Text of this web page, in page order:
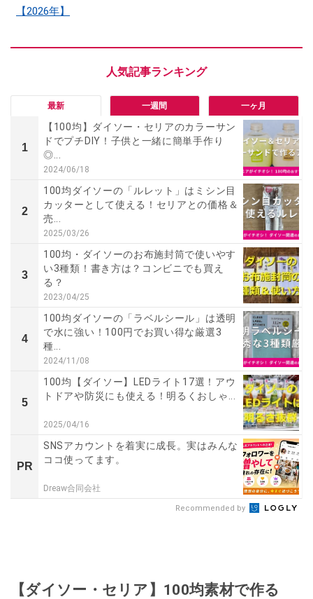
【2026年】
最新 一週間 一ヶ月
1
【100均】ダイソー・セリアのカラーサン
ドでプチDIY！子供と一緒に簡単手作り
◎...
2024/06/18
2
100均ダイソーの「ルレット」はミシン目
カッターとして使える！セリアとの価格＆
売...
2025/03/26
3
100均・ダイソーのお布施封筒で使いやす
い3種類！書き方は？コンビニでも買え
る？
2023/04/25
4
100均ダイソーの「ラベルシール」は透明
で水に強い！100円でお買い得な厳選3
種...
2024/11/08
5
100均【ダイソー】LEDライト17選！アウ
トドアや防災にも使える！明るくおしゃ...
2025/04/16
PR
SNSアカウントを着実に成長。実はみんな
ココ使ってます。
Dreaw合同会社
Recommended by
【ダイソー・セリア】100均素材で作る